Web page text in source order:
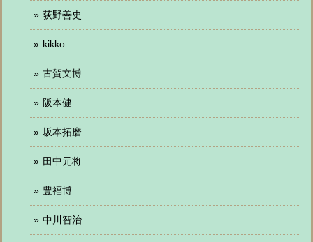
荻野善史
kikko
古賀文博
阪本健
坂本拓磨
田中元将
豊福博
中川智治